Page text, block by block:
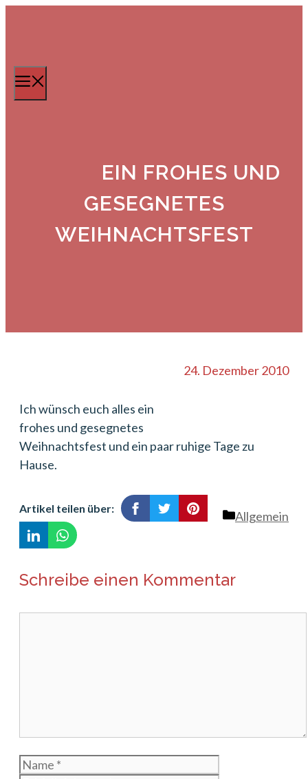
EIN FROHES UND
GESEGNETES
WEIHNACHTSFEST
24. Dezember 2010
Ich wünsch euch alles ein
frohes und gesegnetes
Weihnachtsfest und ein paar ruhige Tage zu
Hause.
Kategorien
Allgemein
Artikel teilen über:
Schreibe einen Kommentar
Name